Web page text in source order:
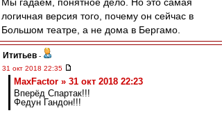
логичная версия того, почему он сейчас в
Большом театре, а не дома в Бергамо.
Ититьев -
31 окт 2018 22:35
MaxFactor » 31 окт 2018 22:23
Вперёд Спартак!!!
Федун Гандон!!!